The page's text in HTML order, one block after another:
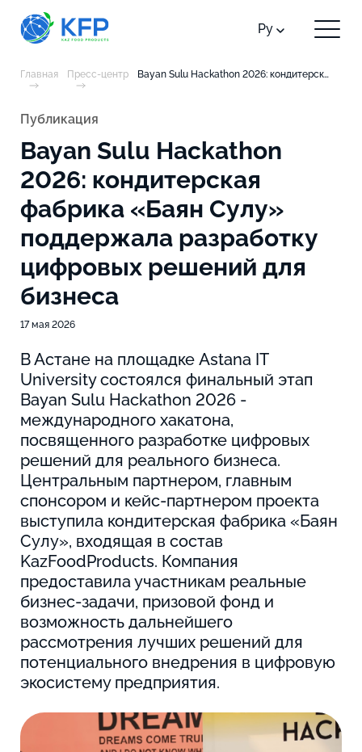
Ру
Главная Пресс-центр Bayan Sulu Hackathon 2026: кондитерская фабрика «Баян Сулу» поддержала разработку цифровых решений для бизнеса
Публикация
Bayan Sulu Hackathon
2026: кондитерская
фабрика «Баян Сулу»
поддержала разработку
цифровых решений для
бизнеса
17 мая 2026
В Астане на площадке Astana IT
University состоялся финальный этап
Bayan Sulu Hackathon 2026 -
международного хакатона,
посвященного разработке цифровых
решений для реального бизнеса.
Центральным партнером, главным
спонсором и кейс-партнером проекта
выступила кондитерская фабрика «Баян
Сулу», входящая в состав
KazFoodProducts. Компания
предоставила участникам реальные
бизнес-задачи, призовой фонд и
возможность дальнейшего
рассмотрения лучших решений для
потенциального внедрения в цифровую
экосистему предприятия.